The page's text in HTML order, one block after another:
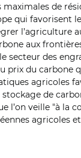
de
qui favorisent
l’agriculture
aux
secteur des
prix du carbone
agricoles
stockage de
l’on veille "à la
agricoles